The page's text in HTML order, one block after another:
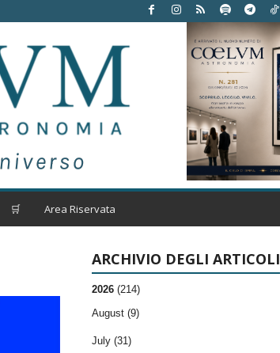
🛒 Area Riservata
ARCHIVIO DEGLI ARTICOLI
2026 (214)
August (9)
July (31)